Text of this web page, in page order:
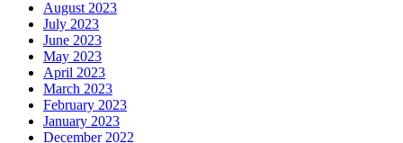
August 2023
July 2023
June 2023
May 2023
April 2023
March 2023
February 2023
January 2023
December 2022